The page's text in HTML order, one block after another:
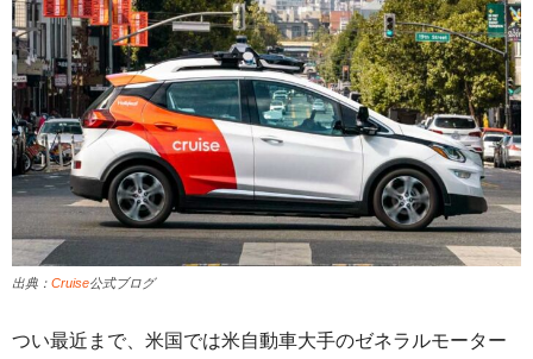
出典： Cruise公式ブログ
つい最近まで、米国では米自動車大手のゼネラルモーター